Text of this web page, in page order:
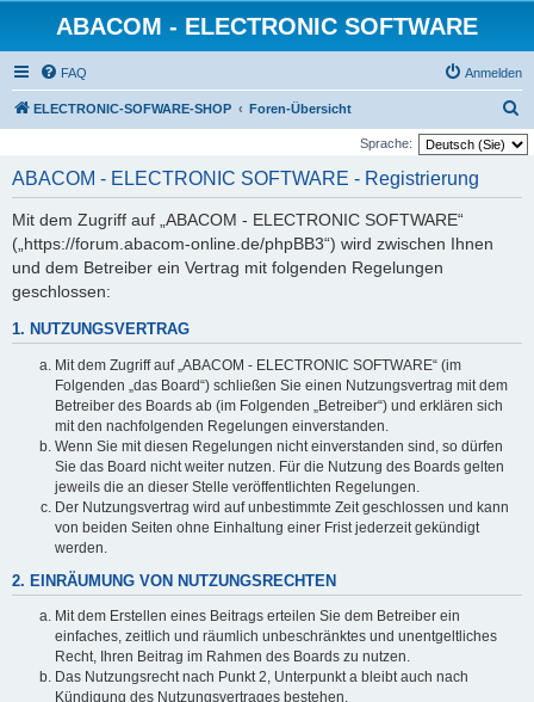
ABACOM - ELECTRONIC SOFTWARE
FAQ Anmelden
ELECTRONIC-SOFWARE-SHOP Foren-Übersicht
u
Sprache:
ABACOM - ELECTRONIC SOFTWARE - Registrierung
Mit dem Zugriff auf „ABACOM - ELECTRONIC SOFTWARE“
(„https://forum.abacom-online.de/phpBB3“) wird zwischen Ihnen
und dem Betreiber ein Vertrag mit folgenden Regelungen
geschlossen:
1. NUTZUNGSVERTRAG
Mit dem Zugriff auf „ABACOM - ELECTRONIC SOFTWARE“ (im
Folgenden „das Board“) schließen Sie einen Nutzungsvertrag mit dem
Betreiber des Boards ab (im Folgenden „Betreiber“) und erklären sich
mit den nachfolgenden Regelungen einverstanden.
Wenn Sie mit diesen Regelungen nicht einverstanden sind, so dürfen
Sie das Board nicht weiter nutzen. Für die Nutzung des Boards gelten
jeweils die an dieser Stelle veröffentlichten Regelungen.
Der Nutzungsvertrag wird auf unbestimmte Zeit geschlossen und kann
von beiden Seiten ohne Einhaltung einer Frist jederzeit gekündigt
werden.
2. EINRÄUMUNG VON NUTZUNGSRECHTEN
Mit dem Erstellen eines Beitrags erteilen Sie dem Betreiber ein
einfaches, zeitlich und räumlich unbeschränktes und unentgeltliches
Recht, Ihren Beitrag im Rahmen des Boards zu nutzen.
Das Nutzungsrecht nach Punkt 2, Unterpunkt a bleibt auch nach
Kündigung des Nutzungsvertrages bestehen.